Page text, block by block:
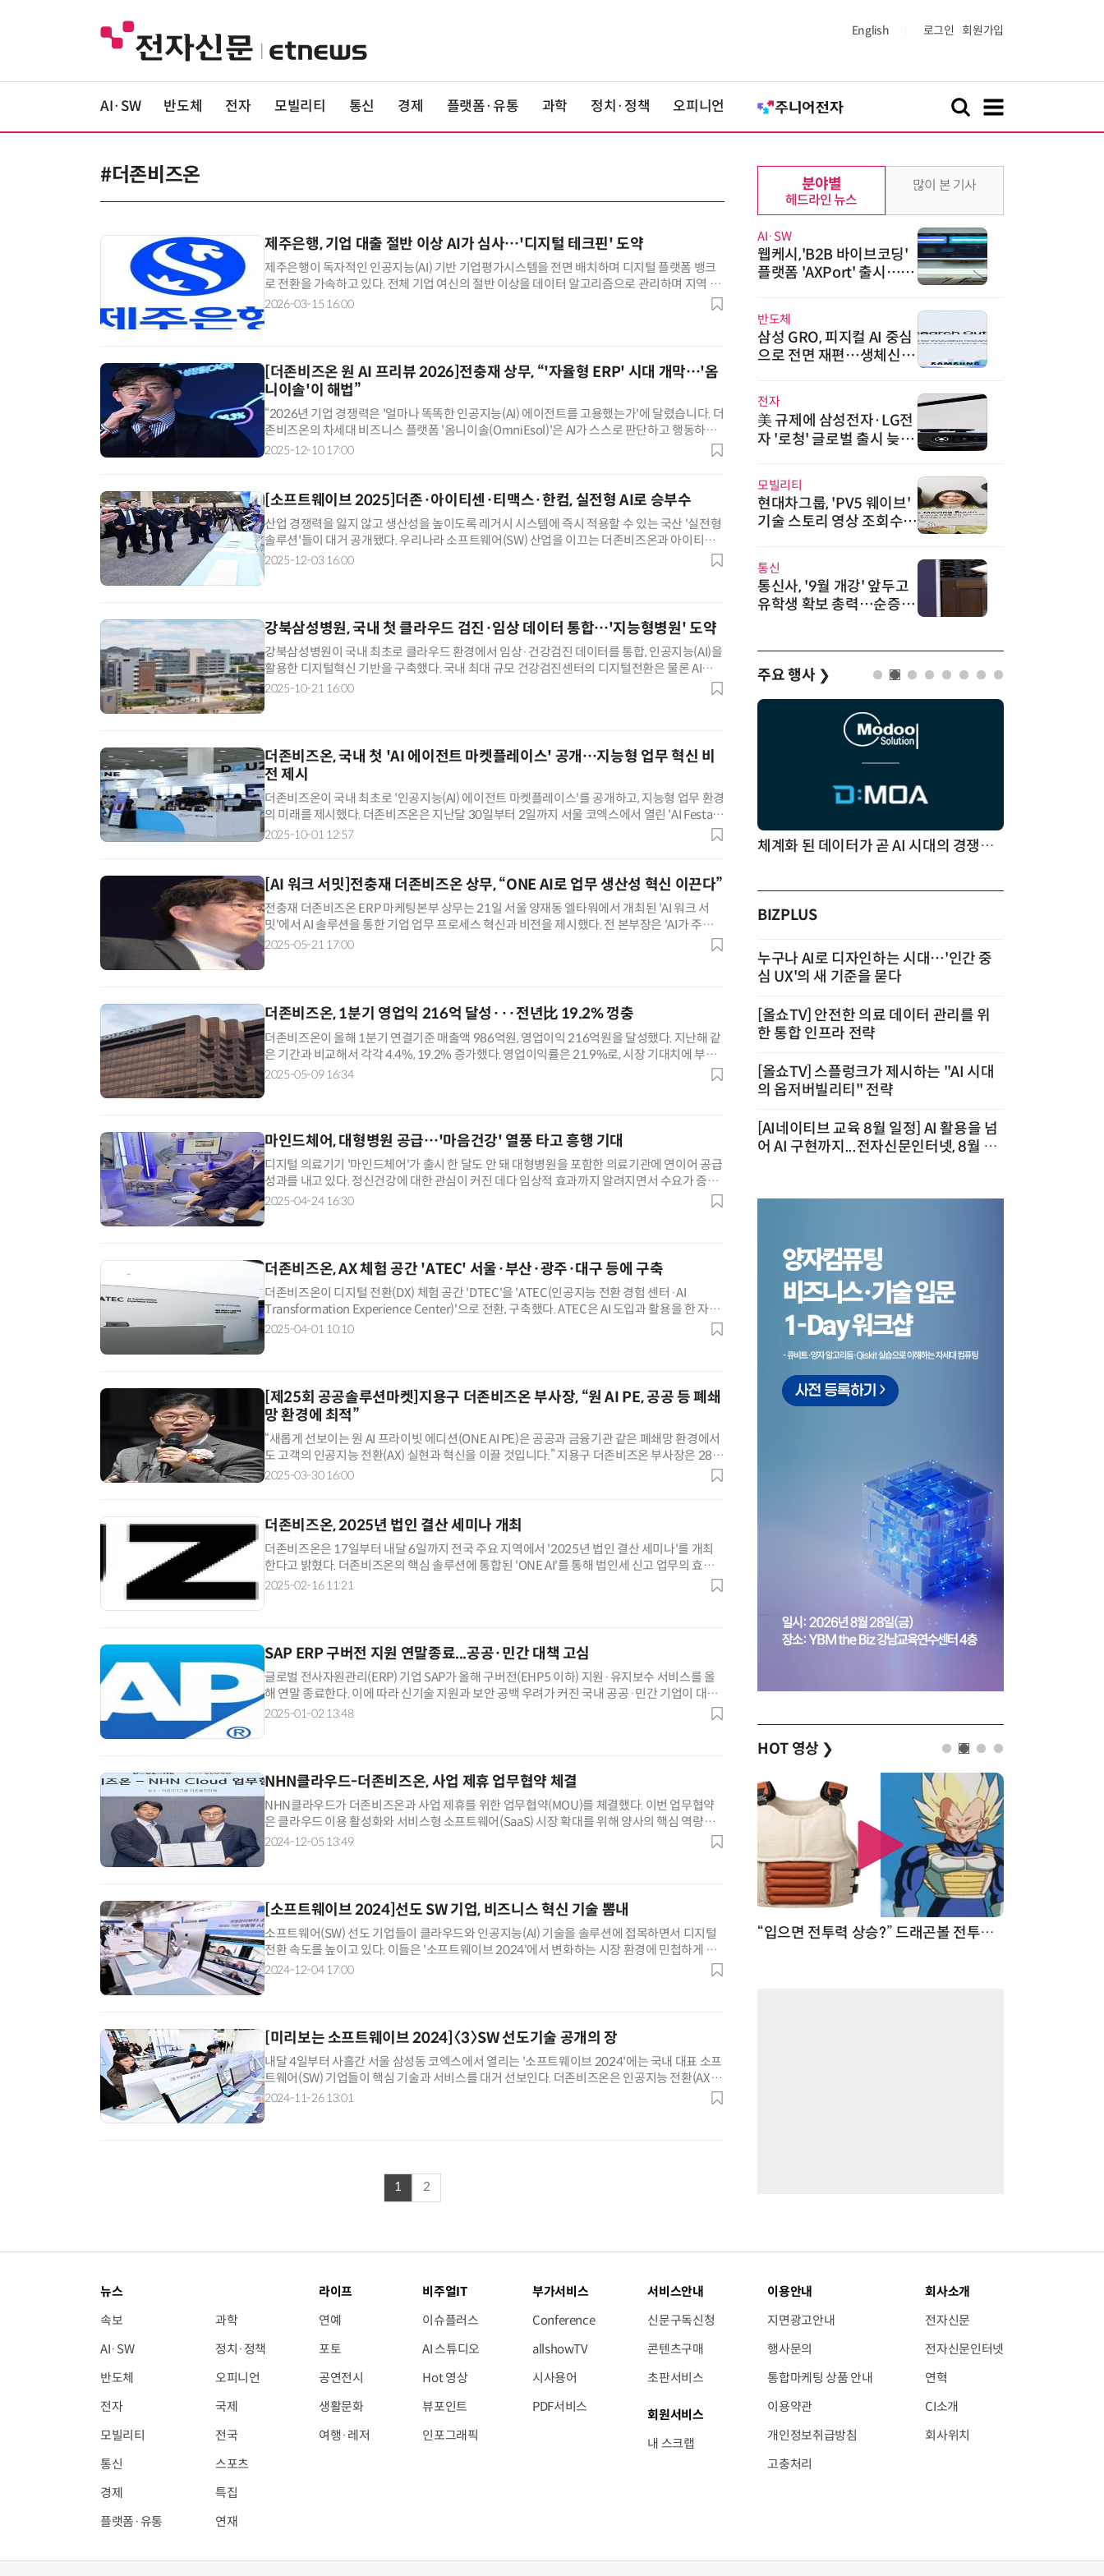
English 로그인 회원가입
AI·SW 반도체 전자 모빌리티 통신 경제 플랫폼·유통 과학 정치·정책 오피니언
#더존비즈온
제주은행, 기업 대출 절반 이상 AI가 심사…'디지털 테크핀' 도약
제주은행이 독자적인 인공지능(AI) 기반 기업평가시스템을 전면 배치하며 디지털 플랫폼 뱅크
로 전환을 가속하고 있다. 전체 기업 여신의 절반 이상을 데이터 알고리즘으로 관리하며 지역 금
융의 한계를 넘어선 '테크핀(Tech-fin)'으로 변모했다는 평가다. 15일 금융권에
2026-03-15 16:00
[더존비즈온 원 AI 프리뷰 2026]전충재 상무, “'자율형 ERP' 시대 개막…'옴
니이솔'이 해법”
“2026년 기업 경쟁력은 '얼마나 똑똑한 인공지능(AI) 에이전트를 고용했는가'에 달렸습니다. 더
존비즈온의 차세대 비즈니스 플랫폼 '옴니이솔(OmniEsol)'은 AI가 스스로 판단하고 행동하는
'자율 경영'의 해법입니다.” 전충재 더존비즈온 상무는 10일 '원(ON
2025-12-10 17:00
[소프트웨이브 2025]더존·아이티센·티맥스·한컴, 실전형 AI로 승부수
산업 경쟁력을 잃지 않고 생산성을 높이도록 레거시 시스템에 즉시 적용할 수 있는 국산 '실전형
솔루션'들이 대거 공개됐다. 우리나라 소프트웨어(SW) 산업을 이끄는 더존비즈온과 아이티센,
티맥스소프트, 한글과컴퓨터는 3일 개막한 '소프트웨이브 2025'에서 인공지능 전
2025-12-03 16:00
강북삼성병원, 국내 첫 클라우드 검진·임상 데이터 통합…'지능형병원' 도약
강북삼성병원이 국내 최초로 클라우드 환경에서 임상·건강검진 데이터를 통합, 인공지능(AI)을
활용한 디지털혁신 기반을 구축했다. 국내 최대 규모 건강검진센터의 디지털전환은 물론 AI를
활용한 진료·행정·경영 서비스 혁신까지 추진하며 '지능형 병원'으로 도약에 나선다.
2025-10-21 16:00
더존비즈온, 국내 첫 'AI 에이전트 마켓플레이스' 공개…지능형 업무 혁신 비
전 제시
더존비즈온이 국내 최초로 '인공지능(AI) 에이전트 마켓플레이스'를 공개하고, 지능형 업무 환경
의 미래를 제시했다. 더존비즈온은 지난달 30일부터 2일까지 서울 코엑스에서 열린 'AI Festa
2025'에서 자사 플랫폼 위하고, 아마란스 10, 옴니이솔과 AI 솔루션
2025-10-01 12:57
[AI 워크 서밋]전충재 더존비즈온 상무, “ONE AI로 업무 생산성 혁신 이끈다”
전충재 더존비즈온 ERP 마케팅본부 상무는 21일 서울 양재동 엘타워에서 개최된 'AI 워크 서
밋'에서 AI 솔루션을 통한 기업 업무 프로세스 혁신과 비전을 제시했다. 전 본부장은 'AI가 주도하
는 기업 솔루션의 새로운 패러다임'을 주제로 강연에 나섰다. 그는 AI 기
2025-05-21 17:00
더존비즈온, 1분기 영업익 216억 달성···전년比 19.2% 껑충
더존비즈온이 올해 1분기 연결기준 매출액 986억원, 영업이익 216억원을 달성했다. 지난해 같
은 기간과 비교해서 각각 4.4%, 19.2% 증가했다. 영업이익률은 21.9%로, 시장 기대치에 부응
했다. 사업 영역이 고르게 성장한 결과다. 위하고, 아마란스10, 옴니이
2025-05-09 16:34
마인드체어, 대형병원 공급…'마음건강' 열풍 타고 흥행 기대
디지털 의료기기 '마인드체어'가 출시 한 달도 안 돼 대형병원을 포함한 의료기관에 연이어 공급
성과를 내고 있다. 정신건강에 대한 관심이 커진 데다 임상적 효과까지 알려지면서 수요가 증가
하는 것으로 분석된다. 메디트릭스는 이달 초 디지털 의료기기 '마인드체어' 판매를
2025-04-24 16:30
더존비즈온, AX 체험 공간 'ATEC' 서울·부산·광주·대구 등에 구축
더존비즈온이 디지털 전환(DX) 체험 공간 'DTEC'을 'ATEC(인공지능 전환 경험 센터·AI
Transformation Experience Center)'으로 전환, 구축했다. ATEC은 AI 도입과 활용을 한 자리
에서 해결할 수 있는 AX 종합 전시·체험 공간이
2025-04-01 10:10
[제25회 공공솔루션마켓]지용구 더존비즈온 부사장, “원 AI PE, 공공 등 폐쇄
망 환경에 최적”
“새롭게 선보이는 원 AI 프라이빗 에디션(ONE AI PE)은 공공과 금융기관 같은 폐쇄망 환경에서
도 고객의 인공지능 전환(AX) 실현과 혁신을 이끌 것입니다.” 지용구 더존비즈온 부사장은 28일
코엑스에서 열린 '제25회 공공 솔루션마켓'에서 ONE AI PE를 새
2025-03-30 16:00
더존비즈온, 2025년 법인 결산 세미나 개최
더존비즈온은 17일부터 내달 6일까지 전국 주요 지역에서 '2025년 법인 결산 세미나'를 개최
한다고 밝혔다. 더존비즈온의 핵심 솔루션에 통합된 'ONE AI'를 통해 법인세 신고 업무의 효율
성과 정확성, 편의성을 극대화하는 방법을 소개하고, 인공지능(AI) 기반의 법
2025-02-16 11:21
SAP ERP 구버전 지원 연말종료...공공·민간 대책 고심
글로벌 전사자원관리(ERP) 기업 SAP가 올해 구버전(EHP5 이하) 지원·유지보수 서비스를 올
해 연말 종료한다. 이에 따라 신기술 지원과 보안 공백 우려가 커진 국내 공공·민간 기업이 대책
마련에 고심하고 있다. 2일 업계에 따르면 SAP 국내 파트너사에 SAP 구
2025-01-02 13:48
NHN클라우드-더존비즈온, 사업 제휴 업무협약 체결
NHN클라우드가 더존비즈온과 사업 제휴를 위한 업무협약(MOU)를 체결했다. 이번 업무협약
은 클라우드 이용 활성화와 서비스형 소프트웨어(SaaS) 시장 확대를 위해 양사의 핵심 역량을
결합한 솔루션 출시와 관련 사업을 추진하는 게 목적이다. 양사는 △NHN클라우드 환경
2024-12-05 13:49
[소프트웨이브 2024]선도 SW 기업, 비즈니스 혁신 기술 뽐내
소프트웨어(SW) 선도 기업들이 클라우드와 인공지능(AI) 기술을 솔루션에 접목하면서 디지털
전환 속도를 높이고 있다. 이들은 '소프트웨이브 2024'에서 변화하는 시장 환경에 민첩하게 대
응할 수 있는 기술력을 선보였다. 비용 절감뿐만 아니라 새로운 비즈니스를 창출하며
2024-12-04 17:00
[미리보는 소프트웨이브 2024]〈3〉SW 선도기술 공개의 장
내달 4일부터 사흘간 서울 삼성동 코엑스에서 열리는 '소프트웨이브 2024'에는 국내 대표 소프
트웨어(SW) 기업들이 핵심 기술과 서비스를 대거 선보인다. 더존비즈온은 인공지능 전환(AX)
플랫폼을 공개한다. 옴니이솔(OmniEsol), 아마란스10, 위하고 등 AX
2024-11-26 13:01
1 2
분야별
헤드라인 뉴스
AI·SW
웹케시,'B2B 바이브코딩'
플랫폼 'AXPort' 출시…A
반도체
삼성 GRO, 피지컬 AI 중심
으로 전면 재편…생체신호
전자
美 규제에 삼성전자·LG전
자 '로청' 글로벌 출시 늦춘
모빌리티
현대차그룹, 'PV5 웨이브'
기술 스토리 영상 조회수 1
통신
통신사, '9월 개강' 앞두고
유학생 확보 총력…순증 경
많이 본 기사
주요 행사 ❯
AI 시대의 옵저버빌리티: GPU·LLM 모니터링부터 AI 기반 장애 대응까지 체계화 된 데이터가 곧 AI 시대의 경쟁력이다
BIZPLUS
누구나 AI로 디자인하는 시대…'인간 중
심 UX'의 새 기준을 묻다
[올쇼TV] 안전한 의료 데이터 관리를 위
한 통합 인프라 전략
[올쇼TV] 스플렁크가 제시하는 "AI 시대
의 옵저버빌리티" 전략
[AI네이티브 교육 8월 일정] AI 활용을 넘
어 AI 구현까지...전자신문인터넷, 8월 실
HOT 영상 ❯
“계속 쫓아왔다”…도망치던 우크라 민간인 공격한 러 자폭 드론 “입으면 전투력 상승?” 드래곤볼 전투복 닮은 중량조끼
뉴스
속보
AI·SW
반도체
전자
모빌리티
통신
경제
플랫폼·유통
과학
정치·정책
오피니언
국제
전국
스포츠
특집
연재
라이프
연예
포토
공연전시
생활문화
여행·레저
비주얼IT
이슈플러스
AI 스튜디오
Hot 영상
뷰포인트
인포그래픽
부가서비스
Conference
allshowTV
시사용어
PDF서비스
서비스안내
신문구독신청
콘텐츠구매
초판서비스
회원서비스
내 스크랩
이용안내
지면광고안내
행사문의
통합마케팅 상품 안내
이용약관
개인정보취급방침
고충처리
회사소개
전자신문
전자신문인터넷
연혁
CI소개
회사위치